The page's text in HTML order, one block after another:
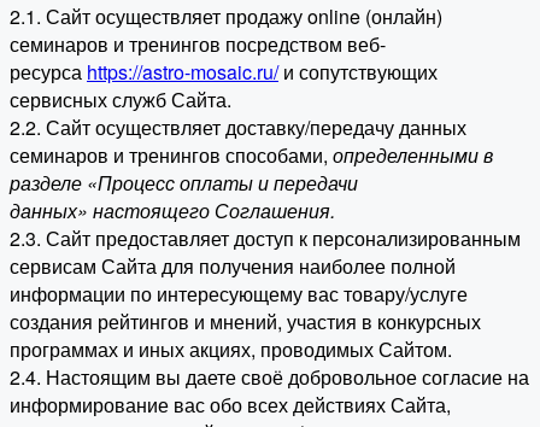
2.1. Сайт осуществляет продажу online (онлайн)
семинаров и тренингов посредством веб-
ресурса https://astro-mosaic.ru/и сопутствующих
сервисных служб Сайта.
2.2. Сайт осуществляет доставку/передачу данных
семинаров и тренингов способами, определенными в
разделе «Процесс оплаты и передачи
данных» настоящего Соглашения.
2.3. Сайт предоставляет доступ к персонализированным
сервисам Сайта для получения наиболее полной
информации по интересующему вас товару/услуге
создания рейтингов и мнений, участия в конкурсных
программах и иных акциях, проводимых Сайтом.
2.4. Настоящим вы даете своё добровольное согласие на
информирование вас обо всех действиях Сайта,